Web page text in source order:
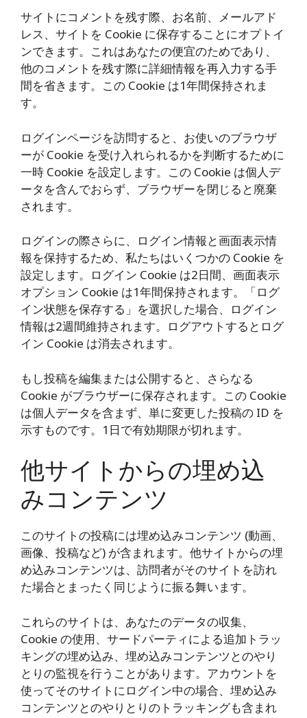
サイトにコメントを残す際、お名前、メールアド
レス、サイトを Cookie に保存することにオプトイ
ンできます。これはあなたの便宜のためであり、
他のコメントを残す際に詳細情報を再入力する手
間を省きます。この Cookie は1年間保持されま
す。
ログインページを訪問すると、お使いのブラウザ
ーが Cookie を受け入れられるかを判断するために
一時 Cookie を設定します。この Cookie は個人デ
ータを含んでおらず、ブラウザーを閉じると廃棄
されます。
ログインの際さらに、ログイン情報と画面表示情
報を保持するため、私たちはいくつかの Cookie を
設定します。ログイン Cookie は2日間、画面表示
オプション Cookie は1年間保持されます。「ログ
イン状態を保存する」を選択した場合、ログイン
情報は2週間維持されます。ログアウトするとログ
イン Cookie は消去されます。
もし投稿を編集または公開すると、さらなる
Cookie がブラウザーに保存されます。この Cookie
は個人データを含まず、単に変更した投稿の ID を
示すものです。1日で有効期限が切れます。
他サイトからの埋め込
みコンテンツ
このサイトの投稿には埋め込みコンテンツ (動画、
画像、投稿など) が含まれます。他サイトからの埋
め込みコンテンツは、訪問者がそのサイトを訪れ
た場合とまったく同じように振る舞います。
これらのサイトは、あなたのデータの収集、
Cookie の使用、サードパーティによる追加トラッ
キングの埋め込み、埋め込みコンテンツとのやり
とりの監視を行うことがあります。アカウントを
使ってそのサイトにログイン中の場合、埋め込み
コンテンツとのやりとりのトラッキングも含まれ